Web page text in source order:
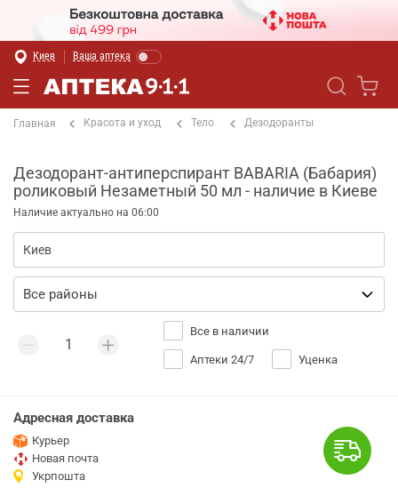
Киев Ваша аптека
Главная Красота и уход Тело Дезодоранты
Дезодорант-антиперспирант BABARIA (Бабария)
роликовый Незаметный 50 мл - наличие в Киеве
Наличие актуально на 06:00
Все в наличии
Аптеки 24/7 Уценка
Адресная доставка
Курьер
Новая почта
Укрпошта